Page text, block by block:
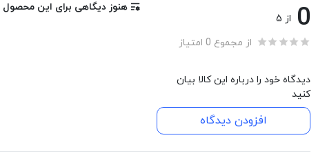
0 از 5
از مجموع 0 امتیاز
دیدگاه خود را درباره این کالا بیان
کنید
افزودن دیدگاه
هنوز دیگاهی برای این